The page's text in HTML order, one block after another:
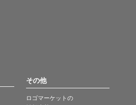
その他
ロゴマーケットの